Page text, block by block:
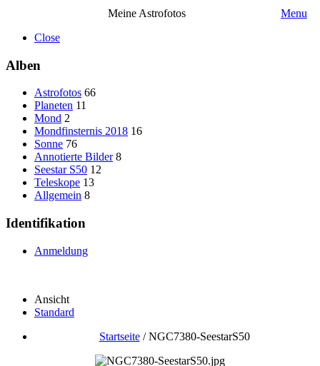
Meine Astrofotos
Menu
Close
Alben
Astrofotos 66
Planeten 11
Mond 2
Mondfinsternis 2018 16
Sonne 76
Annotierte Bilder 8
Seestar S50 12
Teleskope 13
Allgemein 8
Identifikation
Anmeldung
Ansicht
Standard
Startseite/NGC7380-SeestarS50